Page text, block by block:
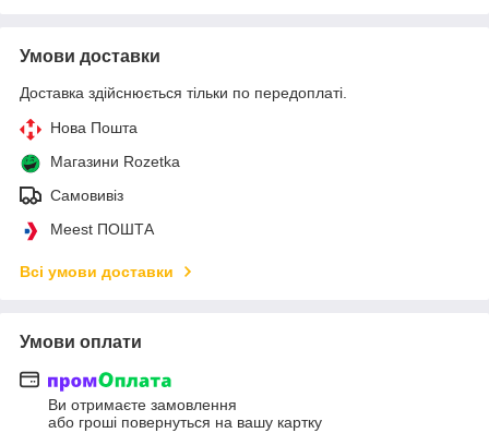
Умови доставки
Доставка здійснюється тільки по передоплаті.
Нова Пошта
Магазини Rozetka
Самовивіз
Meest ПОШТА
Всі умови доставки
Умови оплати
Ви отримаєте замовлення
або гроші повернуться на вашу картку